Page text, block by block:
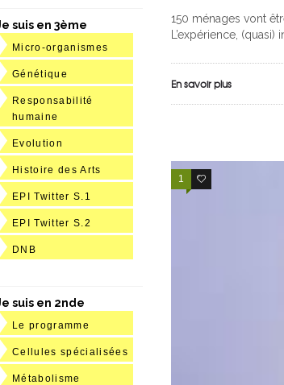
150 ménages vont
L’expérience,
En savoir plus
1 1
suis en 3ème
Micro-organismes
Génétique
Responsabilité
humaine
Evolution
Histoire des Arts
EPI Twitter S.1
EPI Twitter S.2
DNB
suis en 2nde
Le programme
Cellules spécialisées
Métabolisme